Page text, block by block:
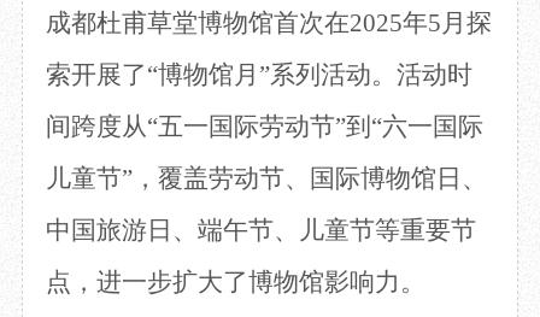
请
文创 杜甫草堂文创馆
数字文创
IP授权
草堂艺术中心
文创咨询
景点 正门
诗史堂
工部祠
少陵草堂碑亭
成都杜甫草堂博物馆首次在2025年5月探
索开展了“博物馆月”系列活动。活动时
间跨度从“五一国际劳动节”到 “六一国际
儿童节”，覆盖劳动节、国际博物馆日、
中国旅游日、端午节、儿童节等重要节
点，进一步扩大了博物馆影响力。